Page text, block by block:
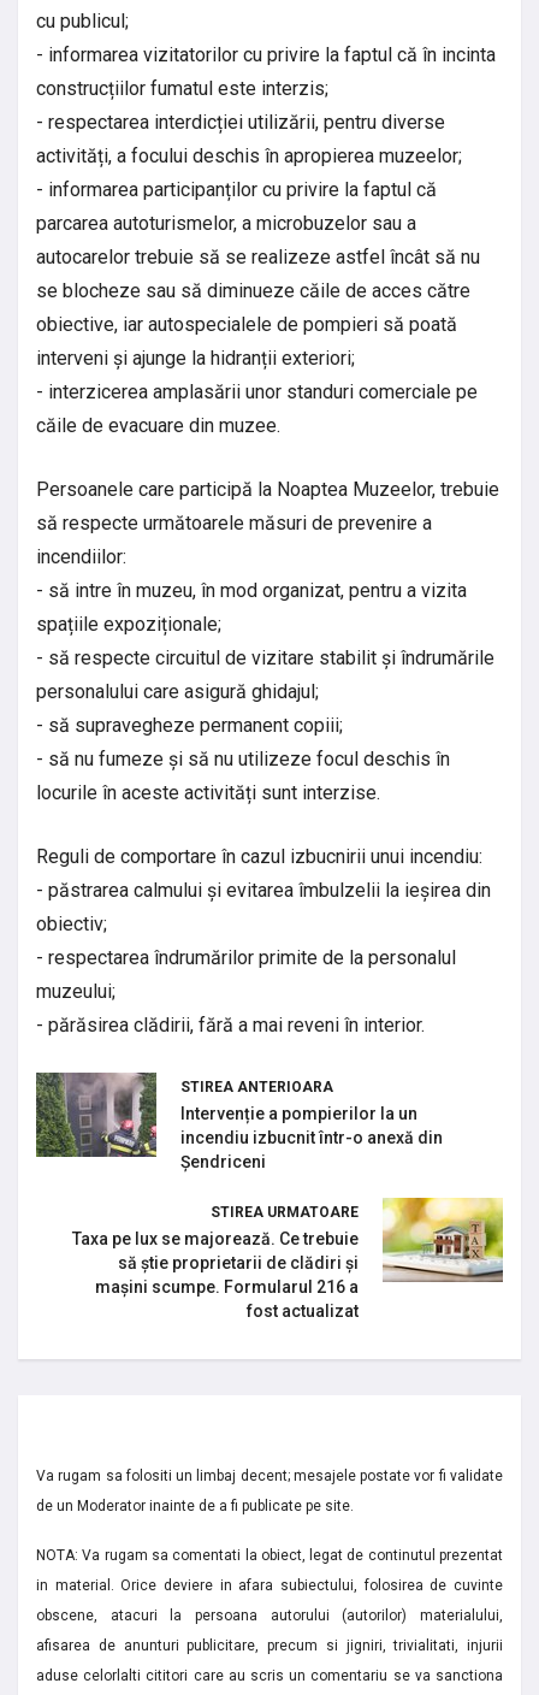
cu publicul;
- informarea vizitatorilor cu privire la faptul că în incinta
construcțiilor fumatul este interzis;
- respectarea interdicției utilizării, pentru diverse
activități, a focului deschis în apropierea muzeelor;
- informarea participanților cu privire la faptul că
parcarea autoturismelor, a microbuzelor sau a
autocarelor trebuie să se realizeze astfel încât să nu
se blocheze sau să diminueze căile de acces către
obiective, iar autospecialele de pompieri să poată
interveni și ajunge la hidranții exteriori;
- interzicerea amplasării unor standuri comerciale pe
căile de evacuare din muzee.
Persoanele care participă la Noaptea Muzeelor, trebuie
să respecte următoarele măsuri de prevenire a
incendiilor:
- să intre în muzeu, în mod organizat, pentru a vizita
spațiile expoziționale;
- să respecte circuitul de vizitare stabilit și îndrumările
personalului care asigură ghidajul;
- să supravegheze permanent copiii;
- să nu fumeze și să nu utilizeze focul deschis în
locurile în aceste activități sunt interzise.
Reguli de comportare în cazul izbucnirii unui incendiu:
- păstrarea calmului și evitarea îmbulzelii la ieșirea din
obiectiv;
- respectarea îndrumărilor primite de la personalul
muzeului;
- părăsirea clădirii, fără a mai reveni în interior.
STIREA ANTERIOARA
Intervenție a pompierilor la un
incendiu izbucnit într-o anexă din
Șendriceni
STIREA URMATOARE
Taxa pe lux se majorează. Ce trebuie
să știe proprietarii de clădiri și
mașini scumpe. Formularul 216 a
fost actualizat
Va rugam sa folositi un limbaj decent; mesajele postate vor fi validate
de un Moderator inainte de a fi publicate pe site.
NOTA: Va rugam sa comentati la obiect, legat de continutul prezentat
in material. Orice deviere in afara subiectului, folosirea de cuvinte
obscene, atacuri la persoana autorului (autorilor) materialului,
afisarea de anunturi publicitare, precum si jigniri, trivialitati, injurii
aduse celorlalti cititori care au scris un comentariu se va sanctiona